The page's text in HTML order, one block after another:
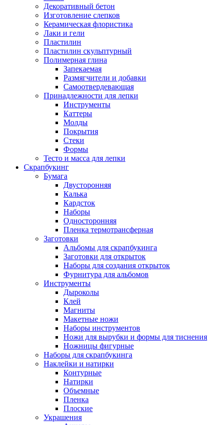
Декоративный бетон
Изготовление слепков
Керамическая флористика
Лаки и гели
Пластилин
Пластилин скульптурный
Полимерная глина
Запекаемая
Размягчители и добавки
Самоотвердевающая
Принадлежности для лепки
Инструменты
Каттеры
Молды
Покрытия
Стеки
Формы
Тесто и масса для лепки
Скрапбукинг
Бумага
Двусторонняя
Калька
Кардсток
Наборы
Односторонняя
Пленка термотрансферная
Заготовки
Альбомы для скрапбукинга
Заготовки для открыток
Наборы для создания открыток
Фурнитура для альбомов
Инструменты
Дыроколы
Клей
Магниты
Макетные ножи
Наборы инструментов
Ножи для вырубки и формы для тиснения
Ножницы фигурные
Наборы для скрапбукинга
Наклейки и натирки
Контурные
Натирки
Объемные
Пленка
Плоские
Украшения